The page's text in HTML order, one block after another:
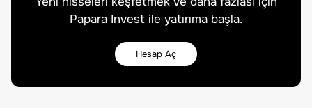
Papara Invest ile yatırıma başla.
Hesap Aç